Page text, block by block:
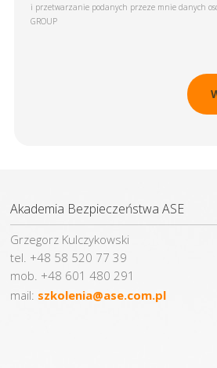
i przetwarzanie podanych przeze mnie danych
GROUP
Akademia Bezpieczeństwa ASE
Grzegorz Kulczykowski
tel. +48 58 520 77 39
mob. +48 601 480 291
mail: szkolenia@ase.com.pl